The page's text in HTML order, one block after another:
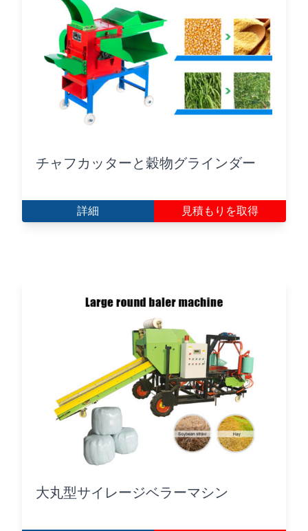
チャフカッターと穀物グラインダー
詳細 見積もりを取得
大丸型サイレージベラーマシン